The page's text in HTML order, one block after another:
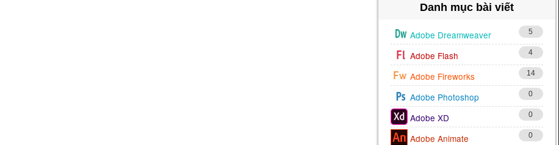
Danh mục bài viết
Adobe Dreamweaver 5
Adobe Flash 4
Adobe Fireworks 14
Adobe Photoshop 0
Adobe XD 0
Adobe Animate 0